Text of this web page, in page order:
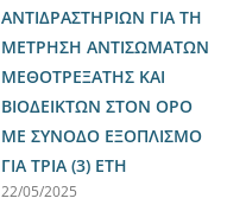
ΑΝΤΙΔΡΑΣΤΗΡΙΩΝ ΓΙΑ ΤΗ
ΜΕΤΡΗΣΗ ΑΝΤΙΣΩΜΑΤΩΝ
ΜΕΘΟΤΡΕΞΑΤΗΣ ΚΑΙ
ΒΙΟΔΕΙΚΤΩΝ ΣΤΟΝ ΟΡΟ
ΜΕ ΣΥΝΟΔΟ ΕΞΟΠΛΙΣΜΟ
ΓΙΑ ΤΡΙΑ (3) ΕΤΗ
22/05/2025